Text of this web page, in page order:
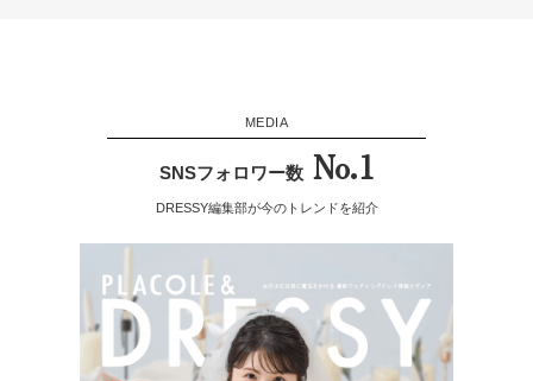
MEDIA
SNSフォロワー数 No.1
DRESSY編集部が今のトレンドを紹介